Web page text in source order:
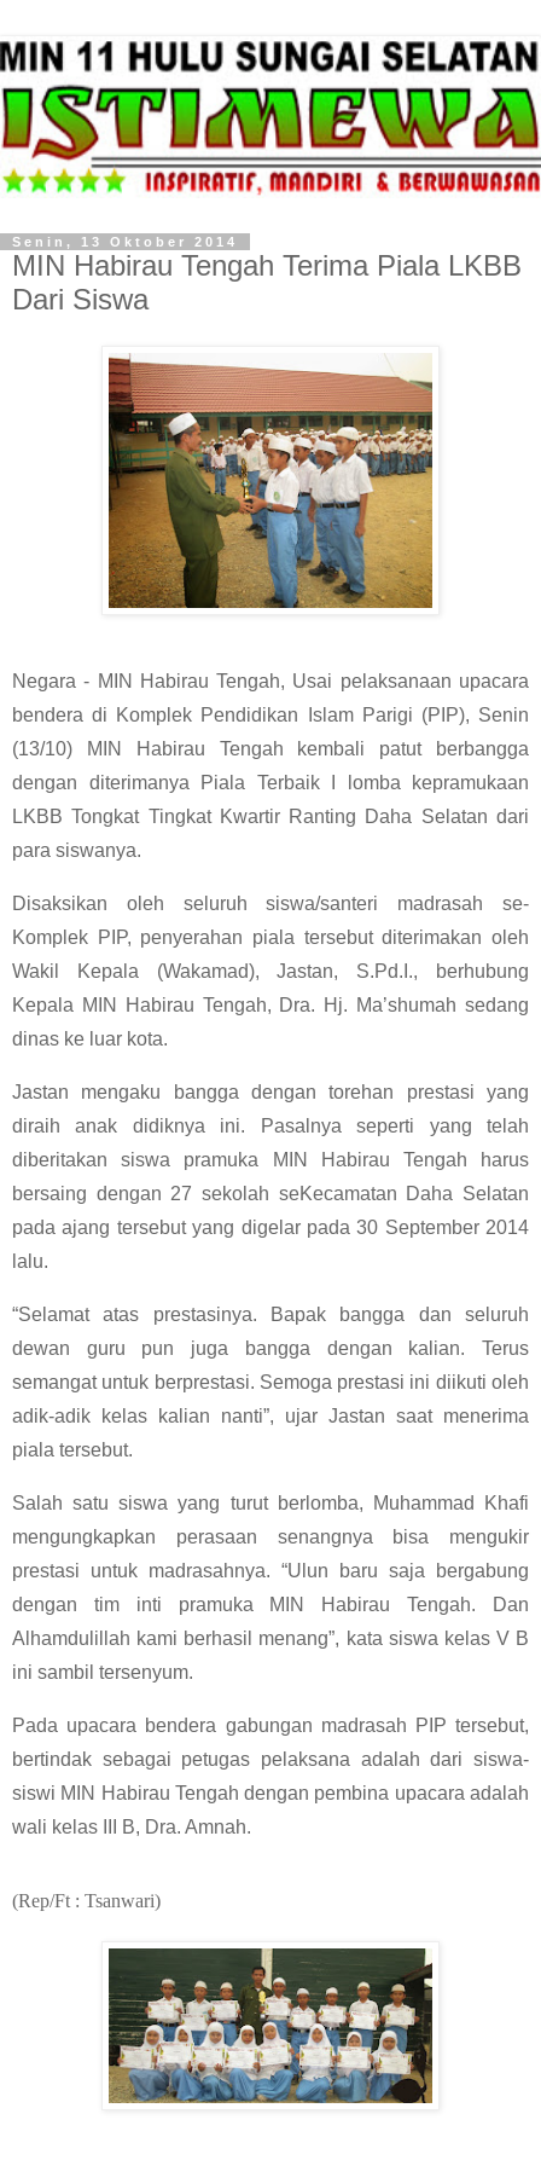
Senin, 13 Oktober 2014
MIN Habirau Tengah Terima Piala LKBB
Dari Siswa
Negara - MIN Habirau Tengah, Usai pelaksanaan upacara
bendera di Komplek Pendidikan Islam Parigi (PIP), Senin
(13/10) MIN Habirau Tengah kembali patut berbangga
dengan diterimanya Piala Terbaik I lomba kepramukaan
LKBB Tongkat Tingkat Kwartir Ranting Daha Selatan dari
para siswanya.
Disaksikan oleh seluruh siswa/santeri madrasah se-
Komplek PIP, penyerahan piala tersebut diterimakan oleh
Wakil Kepala (Wakamad), Jastan, S.Pd.I., berhubung
Kepala MIN Habirau Tengah, Dra. Hj. Ma’shumah sedang
dinas ke luar kota.
Jastan mengaku bangga dengan torehan prestasi yang
diraih anak didiknya ini. Pasalnya seperti yang telah
diberitakan siswa pramuka MIN Habirau Tengah harus
bersaing dengan 27 sekolah seKecamatan Daha Selatan
pada ajang tersebut yang digelar pada 30 September 2014
lalu.
“Selamat atas prestasinya. Bapak bangga dan seluruh
dewan guru pun juga bangga dengan kalian. Terus
semangat untuk berprestasi. Semoga prestasi ini diikuti oleh
adik-adik kelas kalian nanti”, ujar Jastan saat menerima
piala tersebut.
Salah satu siswa yang turut berlomba, Muhammad Khafi
mengungkapkan perasaan senangnya bisa mengukir
prestasi untuk madrasahnya. “Ulun baru saja bergabung
dengan tim inti pramuka MIN Habirau Tengah. Dan
Alhamdulillah kami berhasil menang”, kata siswa kelas V B
ini sambil tersenyum.
Pada upacara bendera gabungan madrasah PIP tersebut,
bertindak sebagai petugas pelaksana adalah dari siswa-
siswi MIN Habirau Tengah dengan pembina upacara adalah
wali kelas III B, Dra. Amnah.
(Rep/Ft : Tsanwari)